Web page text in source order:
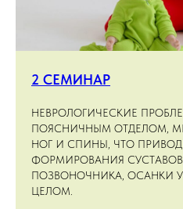
2 СЕМИНАР
НЕВРОЛОГИЧЕСКИЕ
ПОЯСНИЧНЫМ ОТДЕЛОМ,
НОГ И СПИНЫ, ЧТО
ФОРМИРОВАНИЯ СУСТАВОВ
ПОЗВОНОЧНИКА, ОСАНКИ
ЦЕЛОМ.